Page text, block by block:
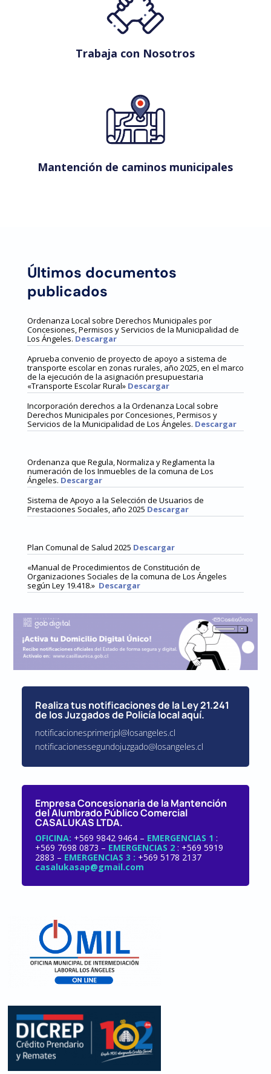
Trabaja con Nosotros
Mantención de caminos municipales
Últimos documentos
publicados
Ordenanza Local sobre Derechos Municipales por
Concesiones, Permisos y Servicios de la Municipalidad de
Los Ángeles. Descargar
Aprueba convenio de proyecto de apoyo a sistema de
transporte escolar en zonas rurales, año 2025, en el marco
de la ejecución de la asignación presupuestaria
«Transporte Escolar Rural» Descargar
Incorporación derechos a la Ordenanza Local sobre
Derechos Municipales por Concesiones, Permisos y
Servicios de la Municipalidad de Los Ángeles. Descargar
Ordenanza que Regula, Normaliza y Reglamenta la
numeración de los Inmuebles de la comuna de Los
Ángeles. Descargar
Sistema de Apoyo a la Selección de Usuarios de
Prestaciones Sociales, año 2025 Descargar
Plan Comunal de Salud 2025 Descargar
«Manual de Procedimientos de Constitución de
Organizaciones Sociales de la comuna de Los Ángeles
según Ley 19.418.» Descargar
Realiza tus notificaciones de la Ley 21.241
de los Juzgados de Policía local aquí.
notificacionesprimerjpl@losangeles.cl
notificacionessegundojuzgado@losangeles.cl
Empresa Concesionaria de la Mantención
del Alumbrado Público Comercial
CASALUKAS LTDA.
OFICINA: +569 9842 9464 – EMERGENCIAS 1 :
+569 7698 0873 – EMERGENCIAS 2 : +569 5919
2883 – EMERGENCIAS 3 : +569 5178 2137
casalukasap@gmail.com